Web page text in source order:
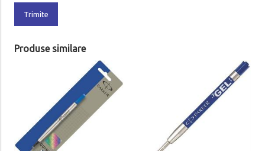
Trimite
Produse similare